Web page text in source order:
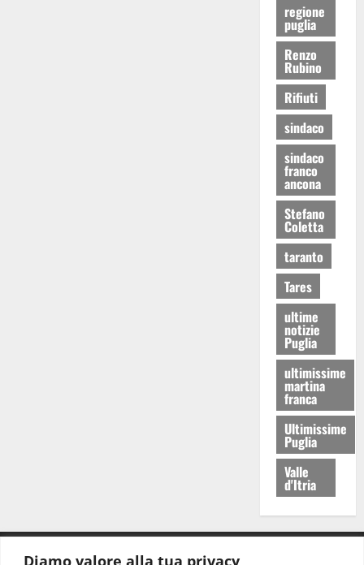
Diamo valore alla tua privacy
regione
puglia
Renzo
Rubino
Rifiuti
sindaco
sindaco
franco
ancona
Stefano
Coletta
taranto
Tares
ultime
notizie
Puglia
ultimissime
martina
franca
Ultimissime
Puglia
Valle
d'Itria